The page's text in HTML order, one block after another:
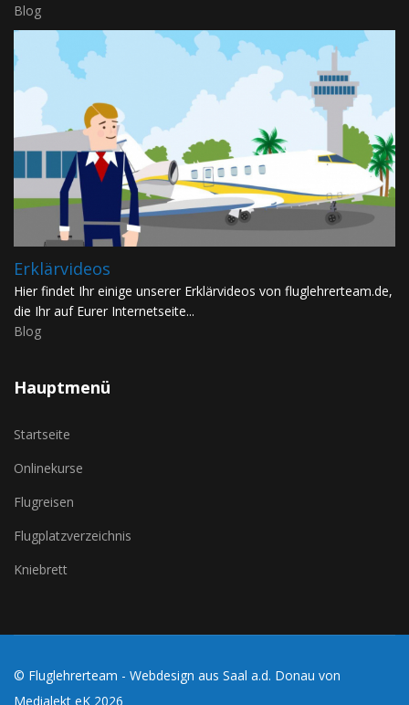
Blog
Erklärvideos
Hier findet Ihr einige unserer Erklärvideos von fluglehrerteam.de,
die Ihr auf Eurer Internetseite...
Blog
Hauptmenü
Startseite
Onlinekurse
Flugreisen
Flugplatzverzeichnis
Kniebrett
© Fluglehrerteam - Webdesign aus Saal a.d. Donau von
Medialekt eK 2026